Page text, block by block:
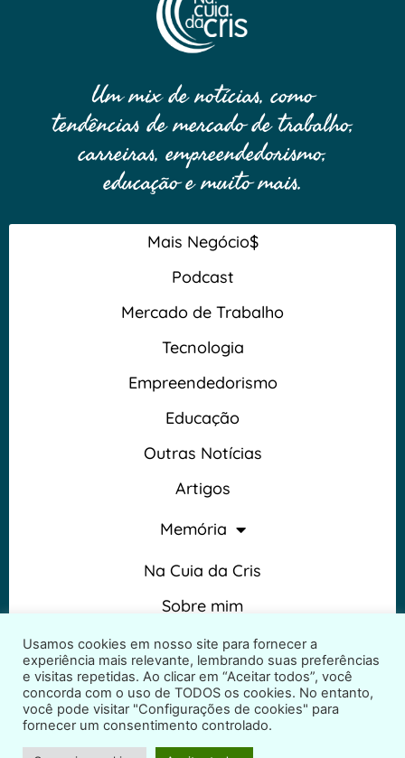
Um mix de notícias, como
tendências de mercado de trabalho,
carreiras, empreendedorismo,
educação e muito mais.
Mais Negócio$
Podcast
Mercado de Trabalho
Tecnologia
Empreendedorismo
Educação
Outras Notícias
Artigos
Memória
Na Cuia da Cris
Sobre mim
Termos e Condições
Usamos cookies em nosso site para fornecer a
experiência mais relevante, lembrando suas preferências
e visitas repetidas. Ao clicar em “Aceitar todos”, você
concorda com o uso de TODOS os cookies. No entanto,
você pode visitar "Configurações de cookies" para
fornecer um consentimento controlado.